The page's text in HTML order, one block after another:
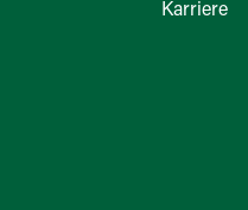
Karriere